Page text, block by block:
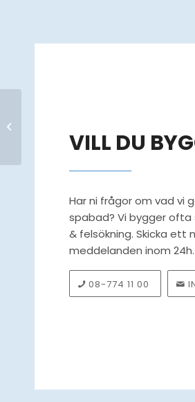
VILL DU
Har ni frågor om vad vi
spabad? Vi bygger ofta
& felsökning. Skicka ett
meddelanden inom 24h.
mossaic Stockholm